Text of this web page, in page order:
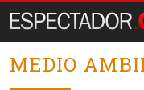
MEDIO